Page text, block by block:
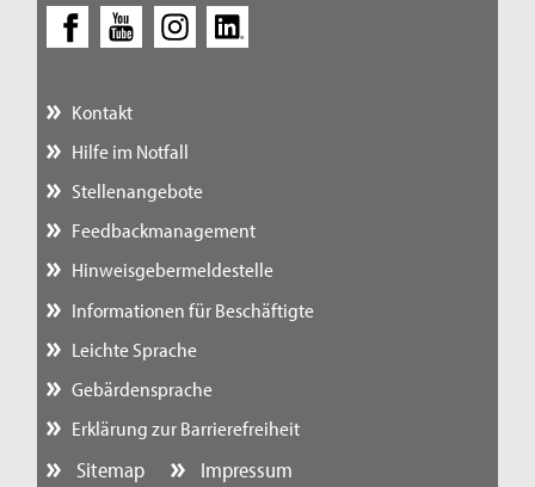
Kontakt
Hilfe im Notfall
Stellenangebote
Feedbackmanagement
Hinweisgebermeldestelle
Informationen für Beschäftigte
Leichte Sprache
Gebärdensprache
Erklärung zur Barrierefreiheit
Sitemap Impressum